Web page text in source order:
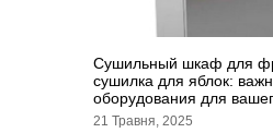
Сушильный шкаф для
сушилка для яблок:
оборудования для
21 Травня, 2025